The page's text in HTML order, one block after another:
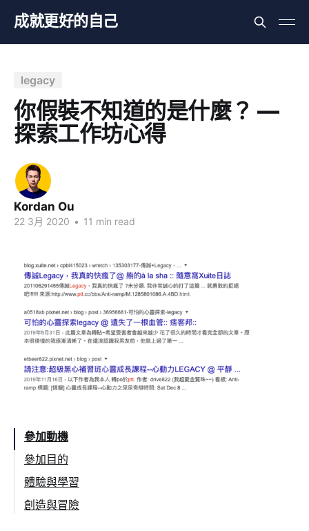
成就更好的自己
legacy
你假裝不知道的是什麼？ —
探索工作坊心得
Kordan Ou
22 3月 2020 • 11 min read
參加動機
參加目的
體驗與學習
創造與冒險